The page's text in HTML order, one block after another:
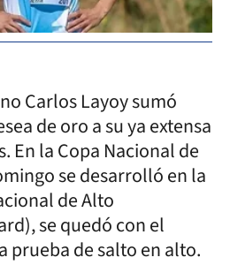
Carlos Layoy sumó
de oro a su ya extensa
En la Copa Nacional de
se desarrolló en la
de Alto
se quedó con el
prueba de salto en alto.